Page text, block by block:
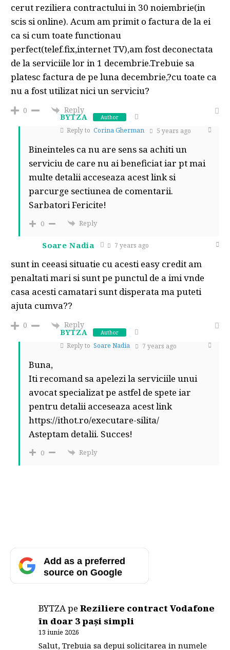
cerut reziliera contractului in 30 noiembrie(in
scis si online). Acum am primit o factura de la ei
ca si cum toate functionau
perfect(telef.fix,internet TV),am fost deconectata
de la serviciile lor in 1 decembrie.Trebuie sa
platesc factura de pe luna decembrie,?cu toate ca
nu a fost utilizat nici un serviciu?
0 Reply
BYTZA Author
Reply to Corina Gherman 5 years ago
Bineinteles ca nu are sens sa achiti un
serviciu de care nu ai beneficiat iar pt mai
multe detalii acceseaza acest linksi
parcurge sectiunea de comentarii.
Sarbatori Fericite!
0 Reply
Soare Nadia 7 years ago
sunt in ceeasi situatie cu acesti easy credit am
penaltati mari si sunt pe punctul de a imi vnde
casa acesti camatari sunt disperata ma puteti
ajuta cumva??
0 Reply
BYTZA Author
Reply to Soare Nadia 7 years ago
Buna,
Iti recomand sa apelezi la serviciile unui
avocat specializat pe astfel de spete iar
pentru detalii acceseaza acest link
https://ithot.ro/executare-silita/
Asteptam detalii. Succes!
0 Reply
Add as a preferred
source on Google
BYTZApeReziliere contract Vodafone
în doar 3 pași simpli
13 iunie 2026
Salut, Trebuia sa depui solicitarea in numele